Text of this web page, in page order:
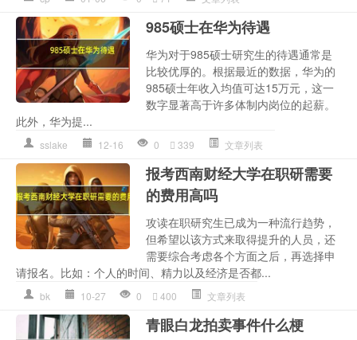
985硕士在华为待遇
华为对于985硕士研究生的待遇通常是
比较优厚的。根据最近的数据，华为的
985硕士年收入均值可达15万元，这一
数字显著高于许多体制内岗位的起薪。
此外，华为提...
sslake 12-16 0 339 文章列表
报考西南财经大学在职研需要
的费用高吗
攻读在职研究生已成为一种流行趋势，
但希望以该方式来取得提升的人员，还
需要综合考虑各个方面之后，再选择申
请报名。比如：个人的时间、精力以及经济是否都...
bk 10-27 0 400 文章列表
青眼白龙拍卖事件什么梗